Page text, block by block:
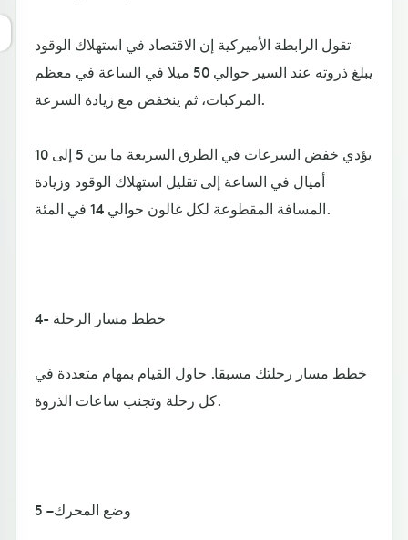
تقول الرابطة الأميركية إن الاقتصاد في استهلاك الوقود
يبلغ ذروته عند السير حوالي 50 ميلا في الساعة في معظم
المركبات، ثم ينخفض مع زيادة السرعة.
يؤدي خفض السرعات في الطرق السريعة ما بين 5 إلى 10
أميال في الساعة إلى تقليل استهلاك الوقود وزيادة
المسافة المقطوعة لكل غالون حوالي 14 في المئة.
4- خطط مسار الرحلة
خطط مسار رحلتك مسبقا. حاول القيام بمهام متعددة في
كل رحلة وتجنب ساعات الذروة.
5 – وضع المحرك